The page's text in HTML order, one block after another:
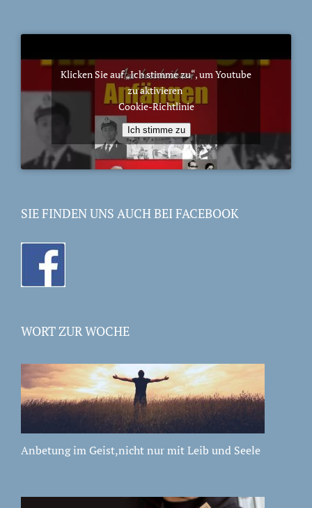
Klicken Sie auf „Ich stimme zu“, um Youtube
zu aktivieren
Cookie-Richtlinie
Ich stimme zu
SIE FINDEN UNS AUCH BEI FACEBOOK
WORT ZUR WOCHE
Anbetung im Geist,nicht nur mit Leib und Seele